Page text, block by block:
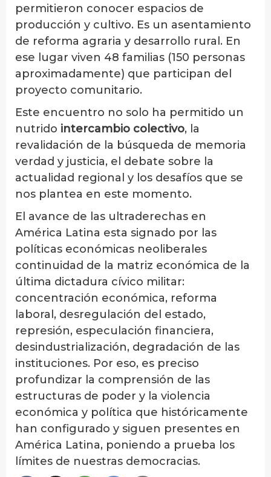
permitieron conocer espacios de
producción y cultivo. Es un asentamiento
de reforma agraria y desarrollo rural. En
ese lugar viven 48 familias (150 personas
aproximadamente) que participan del
proyecto comunitario.
Este encuentro no solo ha permitido un
nutrido intercambio colectivo, la
revalidación de la búsqueda de memoria
verdad y justicia, el debate sobre la
actualidad regional y los desafíos que se
nos plantea en este momento.
El avance de las ultraderechas en
América Latina esta signado por las
políticas económicas neoliberales
continuidad de la matriz económica de la
última dictadura cívico militar:
concentración económica, reforma
laboral, desregulación del estado,
represión, especulación financiera,
desindustrialización, degradación de las
instituciones. Por eso, es preciso
profundizar la comprensión de las
estructuras de poder y la violencia
económica y política que históricamente
han configurado y siguen presentes en
América Latina, poniendo a prueba los
límites de nuestras democracias.